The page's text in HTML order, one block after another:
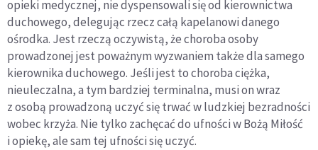
opieki medycznej, nie dyspensowali się od kierownictwa
duchowego, delegując rzecz całą kapelanowi danego
ośrodka. Jest rzeczą oczywistą, że choroba osoby
prowadzonej jest poważnym wyzwaniem także dla samego
kierownika duchowego. Jeśli jest to choroba ciężka,
nieuleczalna, a tym bardziej terminalna, musi on wraz
z osobą prowadzoną uczyć się trwać w ludzkiej bezradności
wobec krzyża. Nie tylko zachęcać do ufności w Bożą Miłość
i opiekę, ale sam tej ufności się uczyć.